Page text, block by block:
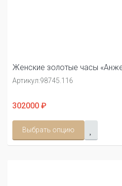
Женские золотые часы
Артикул:98745.116
302000 ₽
Выбрать опцию